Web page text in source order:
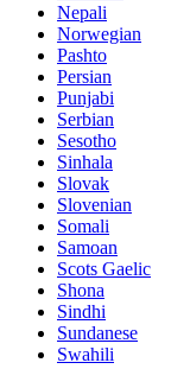
Nepali
Norwegian
Pashto
Persian
Punjabi
Serbian
Sesotho
Sinhala
Slovak
Slovenian
Somali
Samoan
Scots Gaelic
Shona
Sindhi
Sundanese
Swahili